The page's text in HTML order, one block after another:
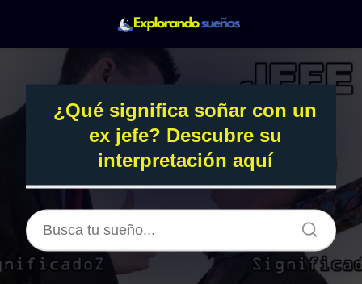
¿Qué significa soñar con un
ex jefe? Descubre su
interpretación aquí